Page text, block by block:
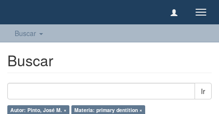
Buscar
Buscar
Ir
Autor: Pinto, José M. ×
Materia: primary dentition ×